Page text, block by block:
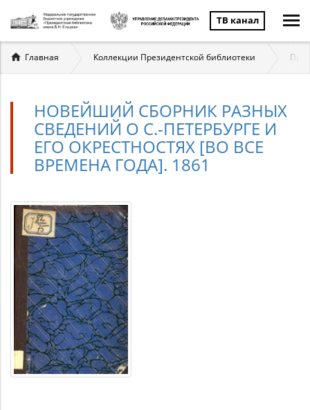
ТВ канал
Вы
здесь
Главная Коллекции Президентской библиотеки
НОВЕЙШИЙ СБОРНИК РАЗНЫХ
СВЕДЕНИЙ О С.-ПЕТЕРБУРГЕ И
ЕГО ОКРЕСТНОСТЯХ [ВО ВСЕ
ВРЕМЕНА ГОДА]. 1861